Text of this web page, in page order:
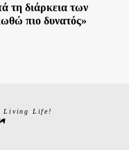
τη διάρκεια των
πιο δυνατός»
Living Life!